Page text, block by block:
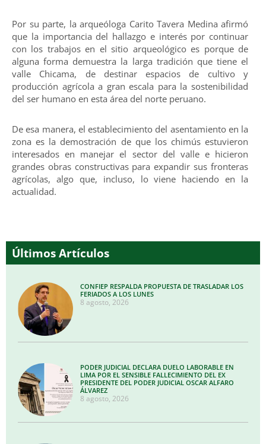
Por su parte, la arqueóloga Carito Tavera Medina afirmó
que la importancia del hallazgo e interés por continuar
con los trabajos en el sitio arqueológico es porque de
alguna forma demuestra la larga tradición que tiene el
valle Chicama, de destinar espacios de cultivo y
producción agrícola a gran escala para la sostenibilidad
del ser humano en esta área del norte peruano.
De esa manera, el establecimiento del asentamiento en la
zona es la demostración de que los chimús estuvieron
interesados en manejar el sector del valle e hicieron
grandes obras constructivas para expandir sus fronteras
agrícolas, algo que, incluso, lo viene haciendo en la
actualidad.
Últimos Artículos
CONFIEP RESPALDA PROPUESTA DE TRASLADAR LOS
FERIADOS A LOS LUNES
8 agosto, 2026
PODER JUDICIAL DECLARA DUELO LABORABLE EN
LIMA POR EL SENSIBLE FALLECIMIENTO DEL EX
PRESIDENTE DEL PODER JUDICIAL OSCAR ALFARO
ÁLVAREZ
8 agosto, 2026